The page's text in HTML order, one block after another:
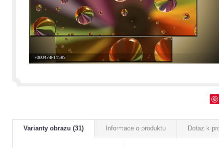
Varianty obrazu (31) Informace o produktu Dotaz k